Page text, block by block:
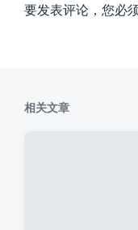
要发表评论，您必
相关文章